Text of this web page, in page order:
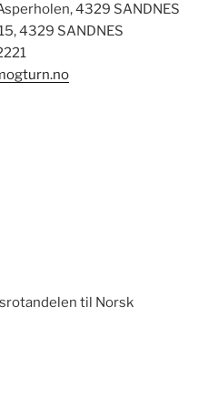
4329 SANDNES
4329 SANDNES
til Norsk